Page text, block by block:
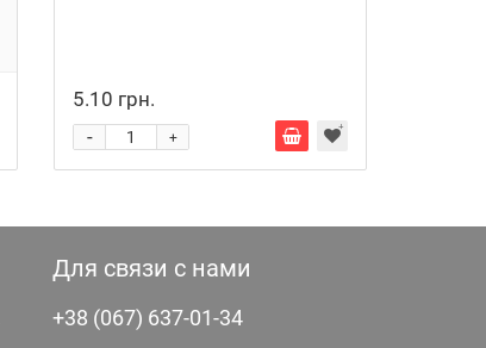
5.10 грн.
+
-
Для связи с нами
+38 (067) 637-01-34